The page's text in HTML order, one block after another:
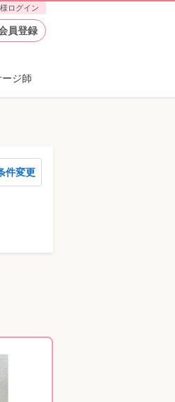
ログイン
員登録
ジ師
件変更